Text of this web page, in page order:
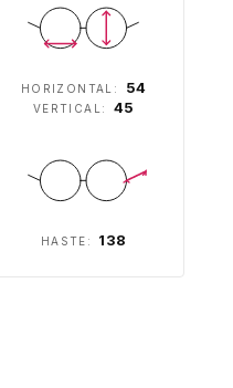
HORIZONTAL: 54
VERTICAL: 45
HASTE: 138